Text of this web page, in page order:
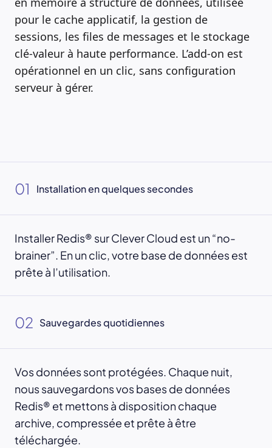
pour le cache applicatif, la gestion de
sessions, les files de messages et le stockage
clé-valeur à haute performance. L’add-on est
opérationnel en un clic, sans configuration
serveur à gérer.
01 Installation en quelques secondes
Installer Redis® sur Clever Cloud est un “no-
brainer”. En un clic, votre base de données est
prête à l’utilisation.
02 Sauvegardes quotidiennes
Vos données sont protégées. Chaque nuit,
nous sauvegardons vos bases de données
Redis® et mettons à disposition chaque
archive, compressée et prête à être
téléchargée.